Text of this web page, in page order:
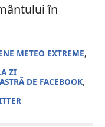
în
METEO EXTREME,
ZI
DE FACEBOOK,